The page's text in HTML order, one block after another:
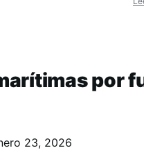
por
23, 2026